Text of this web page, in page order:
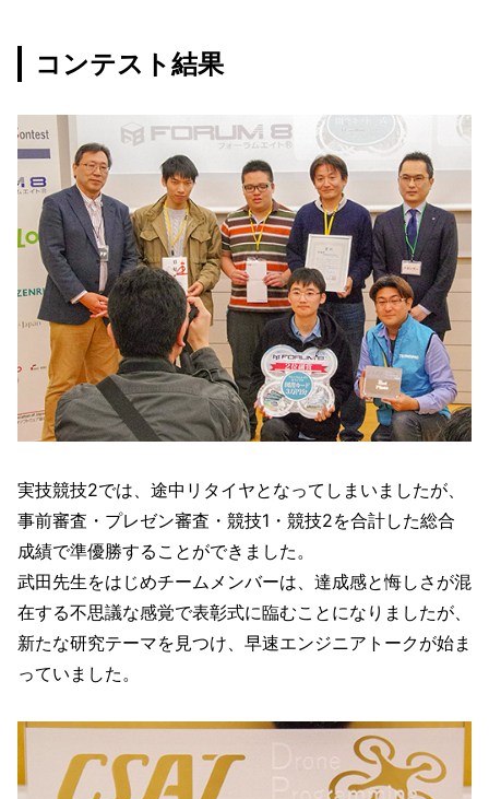
コンテスト結果
実技競技2では、途中リタイヤとなってしまいましたが、
事前審査・プレゼン審査・競技1・競技2を合計した総合
成績で準優勝することができました。
武田先生をはじめチームメンバーは、達成感と悔しさが混
在する不思議な感覚で表彰式に臨むことになりましたが、
新たな研究テーマを見つけ、早速エンジニアトークが始ま
っていました。